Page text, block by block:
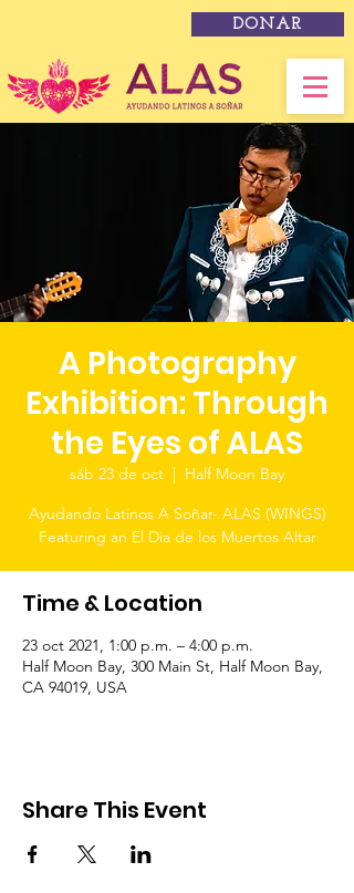
DONAR
A Photography
Exhibition: Through
the Eyes of ALAS
sáb 23 de oct
  |
Half Moon Bay
Ayudando Latinos A Soñar- ALAS (WINGS)
Featuring an El Dia de los Muertos Altar
Time & Location
23 oct 2021, 1:00 p.m. – 4:00 p.m.
Half Moon Bay, 300 Main St, Half Moon Bay,
CA 94019, USA
Share This Event